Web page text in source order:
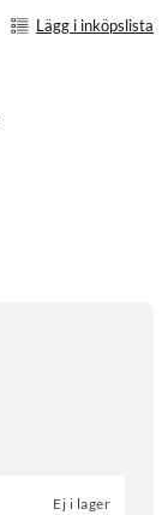
Lägg i inköpslista
Ej i lager